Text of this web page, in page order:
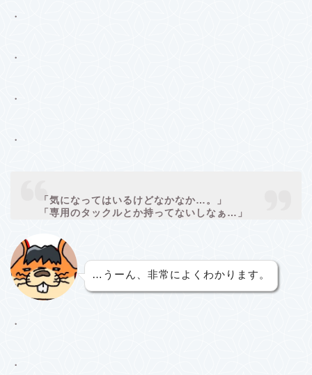
・
・
・
・
「気になってはいるけどなかなか…。」
「専用のタックルとか持ってないしなぁ…」
…うーん、非常によくわかります。
・
・